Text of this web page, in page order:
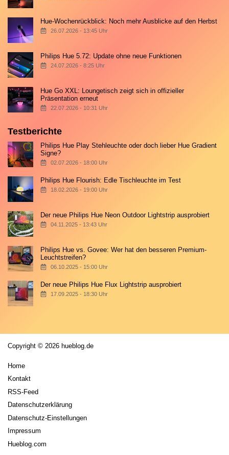
Hue-Wochenrückblick: Noch mehr Ausblicke auf den Herbst
26.07.2026 - 13:45 Uhr
Philips Hue 5.72: Update ohne neue Funktionen
24.07.2026 - 8:25 Uhr
Hue Go XXL: Loungetisch zeigt sich in offizieller
Präsentation erneut
22.07.2026 - 10:31 Uhr
Testberichte
Philips Hue Play Stehleuchte oder doch lieber Hue Gradient
Signe?
02.07.2026 - 18:00 Uhr
Philips Hue Flourish: Edle Tischleuchte im Test
18.02.2026 - 19:00 Uhr
Der neue Philips Hue Neon Outdoor Lightstrip ausprobiert
04.11.2025 - 13:43 Uhr
Philips Hue vs. Govee: Wer hat den besseren Premium-
Leuchtstreifen?
06.10.2025 - 15:00 Uhr
Der neue Philips Hue Flux Lightstrip ausprobiert
17.09.2025 - 18:30 Uhr
Copyright © 2026 hueblog.de
Home
Kontakt
RSS-Feed
Datenschutzerklärung
Datenschutz-Einstellungen
Impressum
Hueblog.com